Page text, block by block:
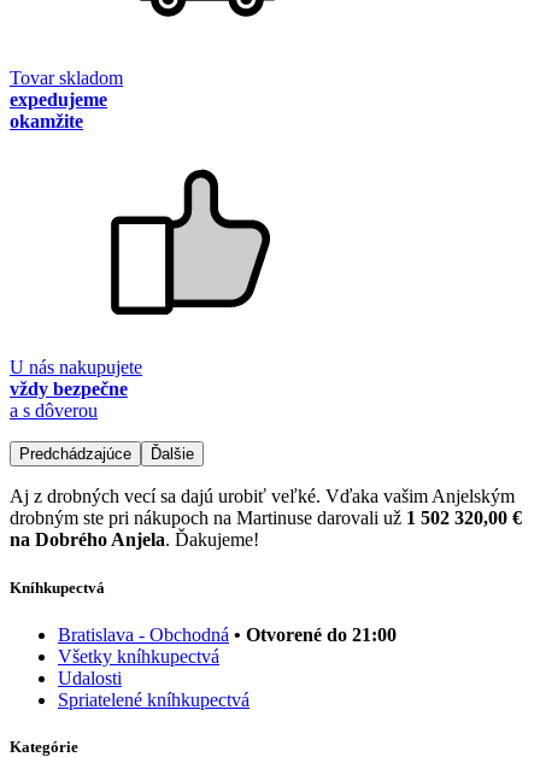
Tovar skladom
expedujeme
okamžite
U nás nakupujete
vždy bezpečne
a s dôverou
Predchádzajúce Ďalšie
Aj z drobných vecí sa dajú urobiť veľké. Vďaka vašim Anjelským
drobným ste pri nákupoch na Martinuse darovali už 1 502 320,00 €
na Dobrého Anjela. Ďakujeme!
Kníhkupectvá
Bratislava - Obchodná • Otvorené do 21:00
Všetky kníhkupectvá
Udalosti
Spriatelené kníhkupectvá
Kategórie